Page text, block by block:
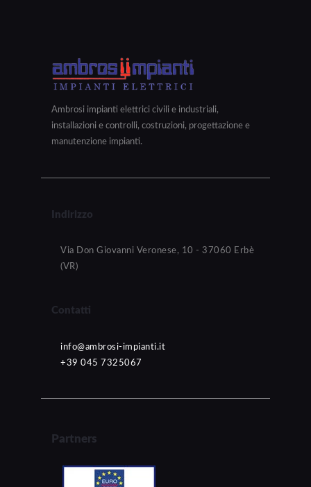
Ambrosi impianti elettrici civili e industriali,
installazioni e controlli, costruzioni, progettazione e
manutenzione impianti.
Indirizzo
Via Don Giovanni Veronese, 10 - 37060 Erbè
(VR)
Contatti
info@ambrosi-impianti.it
+39 045 7325067
Partners